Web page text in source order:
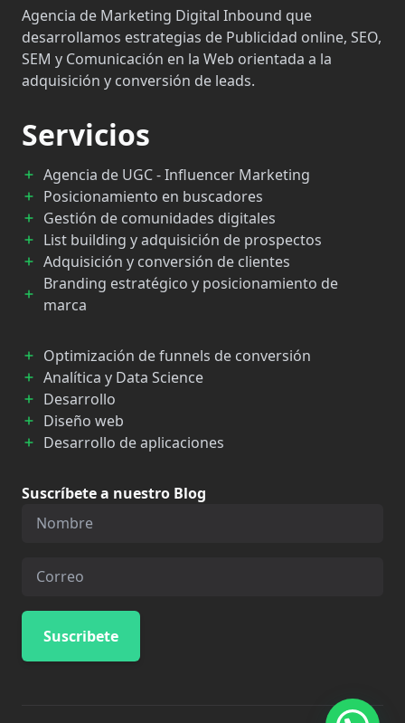
Agencia de Marketing Digital Inbound que
desarrollamos estrategias de Publicidad online, SEO,
SEM y Comunicación en la Web orientada a la
adquisición y conversión de leads.
Servicios
Agencia de UGC - Influencer Marketing
Posicionamiento en buscadores
Gestión de comunidades digitales
List building y adquisición de prospectos
Adquisición y conversión de clientes
Branding estratégico y posicionamiento de
marca
Optimización de funnels de conversión
Analítica y Data Science
Desarrollo
Diseño web
Desarrollo de aplicaciones
Suscríbete a nuestro Blog